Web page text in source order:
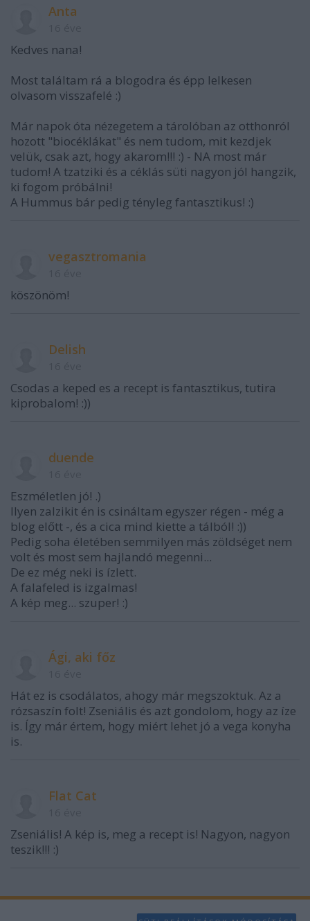
Anta
Kedves nana!
Most találtam rá a blogodra és épp lelkesen
olvasom visszafelé :)
Már napok óta nézegetem a tárolóban az otthonról
hozott "biocéklákat" és nem tudom, mit kezdjek
velük, csak azt, hogy akarom!!! :) - NA most már
tudom! A tzatziki és a céklás süti nagyon jól hangzik,
ki fogom próbálni!
A Hummus bár pedig tényleg fantasztikus! :)
vegasztromania
köszönöm!
Delish
Csodas a keped es a recept is fantasztikus, tutira
kiprobalom! :))
duende
Eszméletlen jó! .)
Ilyen zalzikit én is csináltam egyszer régen - még a
blog előtt -, és a cica mind kiette a tálból! :))
Pedig soha életében semmilyen más zöldséget nem
volt és most sem hajlandó megenni...
De ez még neki is ízlett.
A falafeled is izgalmas!
A kép meg... szuper! :)
Ági, aki főz
Hát ez is csodálatos, ahogy már megszoktuk. Az a
rózsaszín folt! Zseniális és azt gondolom, hogy az íze
is. Így már értem, hogy miért lehet jó a vega konyha
is.
Flat Cat
Zseniális! A kép is, meg a recept is! Nagyon, nagyon
teszik!!! :)